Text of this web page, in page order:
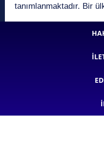
tanımlanmaktadır. Bir